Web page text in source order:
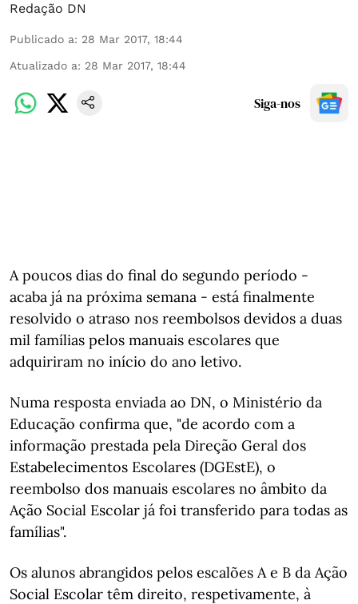
Redação DN
Publicado a: 28 Mar 2017, 18:44
Atualizado a: 28 Mar 2017, 18:44
Siga-nos
A poucos dias do final do segundo período -
acaba já na próxima semana - está finalmente
resolvido o atraso nos reembolsos devidos a duas
mil famílias pelos manuais escolares que
adquiriram no início do ano letivo.
Numa resposta enviada ao DN, o Ministério da
Educação confirma que, "de acordo com a
informação prestada pela Direção Geral dos
Estabelecimentos Escolares (DGEstE), o
reembolso dos manuais escolares no âmbito da
Ação Social Escolar já foi transferido para todas as
famílias".
Os alunos abrangidos pelos escalões A e B da Ação
Social Escolar têm direito, respetivamente, à